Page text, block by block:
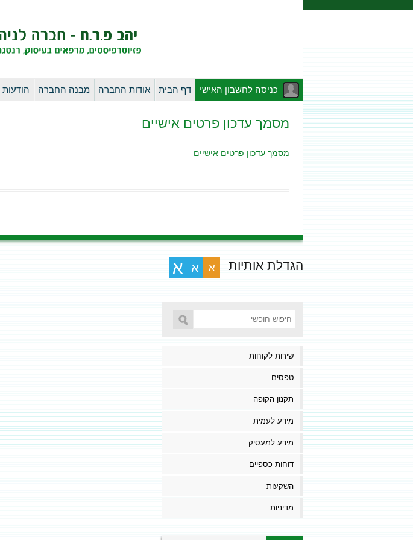
כניסה לחשבון האישי דף הבית אודות החברה מבנה החברה
מסמך עדכון פרטים אישיים
מסמך עדכון פרטים אישיים
הגדלת אותיות א א א
שירות לקוחות
טפסים
תקנון הקופה
מידע לעמית
מידע למעסיק
דוחות כספיים
השקעות
מדיניות